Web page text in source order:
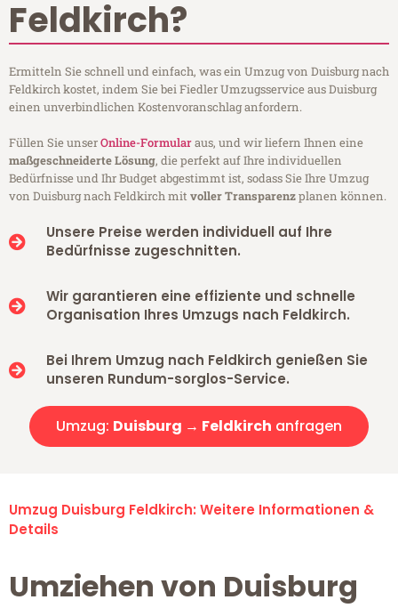
Feldkirch?
Ermitteln Sie schnell und einfach, was ein Umzug von Duisburg nach
Feldkirch kostet, indem Sie bei Fiedler Umzugsservice aus Duisburg
einen unverbindlichen Kostenvoranschlag anfordern.
Füllen Sie unserOnline-Formularaus, und wir liefern Ihnen eine
maßgeschneiderte Lösung, die perfekt auf Ihre individuellen
Bedürfnisse und Ihr Budget abgestimmt ist, sodass Sie Ihre Umzug
von Duisburg nach Feldkirch mitvoller Transparenzplanen können.
Unsere Preise werden individuell auf Ihre
Bedürfnisse zugeschnitten.
Wir garantieren eine effiziente und schnelle
Organisation Ihres Umzugs nach Feldkirch.
Bei Ihrem Umzug nach Feldkirch genießen Sie
unseren Rundum-sorglos-Service.
Umzug: Duisburg → Feldkirch anfragen
Umzug Duisburg Feldkirch: Weitere Informationen &
Details
Umziehen von Duisburg